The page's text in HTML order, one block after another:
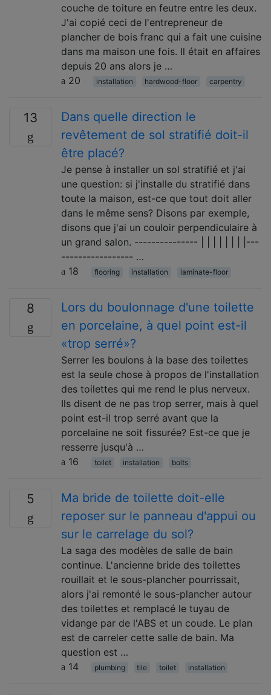
couche de toiture en feutre entre les deux.
J'ai copié ceci de l'entrepreneur de
plancher de bois franc qui a fait une cuisine
dans ma maison une fois. Il était en affaires
depuis 20 ans alors je …
20
installation hardwood-floor carpentry
13
Dans quelle direction le
revêtement de sol stratifié doit-il
être placé?
Je pense à installer un sol stratifié et j'ai
une question: si j'installe du stratifié dans
toute la maison, est-ce que tout doit aller
dans le même sens? Disons par exemple,
disons que j'ai un couloir perpendiculaire à
un grand salon. --------------- | | | | | | | |---
----------------- …
18
flooring installation laminate-floor
8
Lors du boulonnage d'une toilette
en porcelaine, à quel point est-il
«trop serré»?
Serrer les boulons à la base des toilettes
est la seule chose à propos de l'installation
des toilettes qui me rend le plus nerveux.
Ils disent de ne pas trop serrer, mais à quel
point est-il trop serré avant que la
porcelaine ne soit fissurée? Est-ce que je
resserre jusqu'à …
16
toilet installation bolts
5
Ma bride de toilette doit-elle
reposer sur le panneau d'appui ou
sur le carrelage du sol?
La saga des modèles de salle de bain
continue. L'ancienne bride des toilettes
rouillait et le sous-plancher pourrissait,
alors j'ai remonté le sous-plancher autour
des toilettes et remplacé le tuyau de
vidange par de l'ABS et un coude. Le plan
est de carreler cette salle de bain. Ma
question est …
14
plumbing tile toilet installation